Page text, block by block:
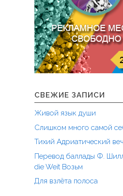
СВЕЖИЕ ЗАПИСИ
Живой язык души
Слишком много самой
Тихий Адриатический
Перевод баллады Ф.
die Weit Возьм
Для взлёта полоса